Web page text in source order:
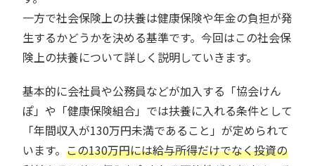
一方で社会保険上の扶養は健康保険や年金の負担が発
生するかどうかを決める基準です。今回はこの社会保
険上の扶養について詳しく説明していきます。
基本的に会社員や公務員などが加入する「協会けん
ぽ」や「健康保険組合」では扶養に入れる条件として
「年間収入が130万円未満であること」が定められて
います。 この130万円には給与所得だけでなく投資の